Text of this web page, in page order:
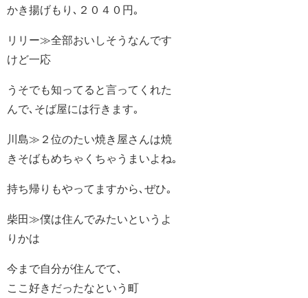
かき揚げもり､２０４０円｡
リリー≫全部おいしそうなんです
けど一応
うそでも知ってると言ってくれた
んで､そば屋には行きます｡
川島≫２位のたい焼き屋さんは焼
きそばもめちゃくちゃうまいよね｡
持ち帰りもやってますから､ぜひ｡
柴田≫僕は住んでみたいというよ
りかは
今まで自分が住んでて､
ここ好きだったなという町